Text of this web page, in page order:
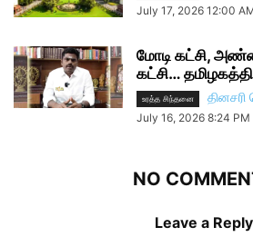
July 17, 2026 12:00
மோடி கட்சி,
கட்சி…
உரத்த சிந்தனை
July 16, 2026 8:24 PM
NO
Leave a Reply